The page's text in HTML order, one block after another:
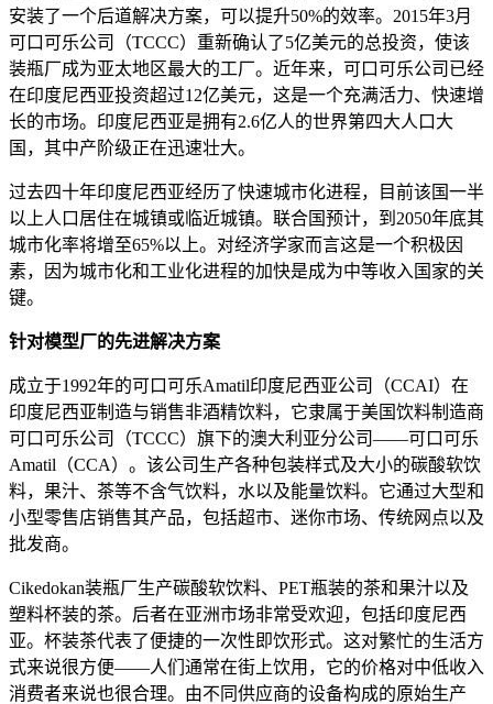
安装了一个后道解决方案，可以提升50%的效率。2015年3月
可口可乐公司（TCCC）重新确认了5亿美元的总投资，使该
装瓶厂成为亚太地区最大的工厂。近年来，可口可乐公司已经
在印度尼西亚投资超过12亿美元，这是一个充满活力、快速增
长的市场。印度尼西亚是拥有2.6亿人的世界第四大人口大
国，其中产阶级正在迅速壮大。
过去四十年印度尼西亚经历了快速城市化进程，目前该国一半
以上人口居住在城镇或临近城镇。联合国预计，到2050年底其
城市化率将增至65%以上。对经济学家而言这是一个积极因
素，因为城市化和工业化进程的加快是成为中等收入国家的关
键。
针对模型厂的先进解决方案
成立于1992年的可口可乐Amatil印度尼西亚公司（CCAI）在
印度尼西亚制造与销售非酒精饮料，它隶属于美国饮料制造商
可口可乐公司（TCCC）旗下的澳大利亚分公司——可口可乐
Amatil（CCA）。该公司生产各种包装样式及大小的碳酸软饮
料，果汁、茶等不含气饮料，水以及能量饮料。它通过大型和
小型零售店销售其产品，包括超市、迷你市场、传统网点以及
批发商。
Cikedokan装瓶厂生产碳酸软饮料、PET瓶装的茶和果汁以及
塑料杯装的茶。后者在亚洲市场非常受欢迎，包括印度尼西
亚。杯装茶代表了便捷的一次性即饮形式。这对繁忙的生活方
式来说很方便——人们通常在街上饮用，它的价格对中低收入
消费者来说也很合理。由不同供应商的设备构成的原始生产